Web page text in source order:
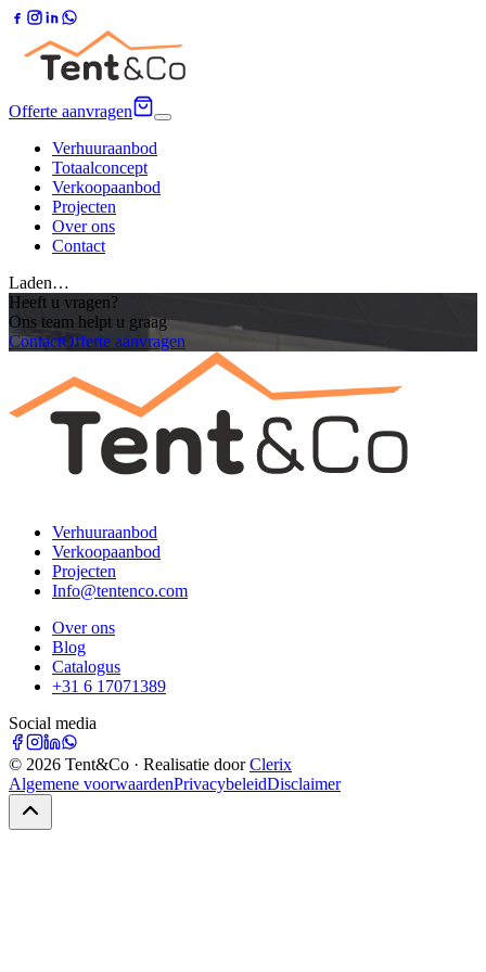
Offerte aanvragen
Verhuuraanbod
Totaalconcept
Verkoopaanbod
Projecten
Over ons
Contact
Laden…
Heeft u vragen?
Ons team helpt u graag
ContactOfferte aanvragen
Verhuuraanbod
Verkoopaanbod
Projecten
Info@tentenco.com
Over ons
Blog
Catalogus
+31 6 17071389
Social media
© 2026 Tent&Co · Realisatie door Clerix
Algemene voorwaardenPrivacybeleidDisclaimer